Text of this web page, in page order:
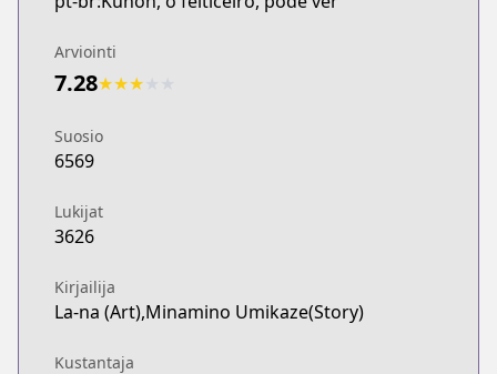
Arviointi
7.28★★★
Suosio
6569
Lukijat
3626
Kirjailija
La-na (Art),Minamino Umikaze(Story)
Kustantaja